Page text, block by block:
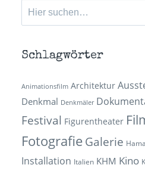
Suchen
nach:
Schlagwörter
Animationsfilm Architektur
Denkmal Denkmäler
Festival Figurentheater
Fotografie Galerie
Installation Italien KHM Kino